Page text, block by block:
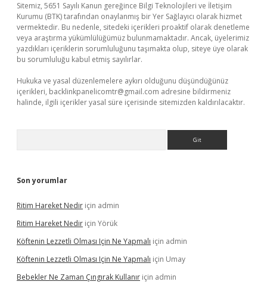
Sitemiz, 5651 Sayılı Kanun gereğince Bilgi Teknolojileri ve İletişim
Kurumu (BTK) tarafından onaylanmış bir Yer Sağlayıcı olarak hizmet
vermektedir. Bu nedenle, sitedeki içerikleri proaktif olarak denetleme
veya araştırma yükümlülüğümüz bulunmamaktadır. Ancak, üyelerimiz
yazdıkları içeriklerin sorumluluğunu taşımakta olup, siteye üye olarak
bu sorumluluğu kabul etmiş sayılırlar.
Hukuka ve yasal düzenlemelere aykırı olduğunu düşündüğünüz
içerikleri, backlinkpanelicomtr@gmail.com adresine bildirmeniz
halinde, ilgili içerikler yasal süre içerisinde sitemizden kaldırılacaktır.
Son yorumlar
Ritim Hareket Nedir için admin
Ritim Hareket Nedir için Yörük
Köftenin Lezzetli Olması Için Ne Yapmalı için admin
Köftenin Lezzetli Olması Için Ne Yapmalı için Umay
Bebekler Ne Zaman Çıngırak Kullanır için admin